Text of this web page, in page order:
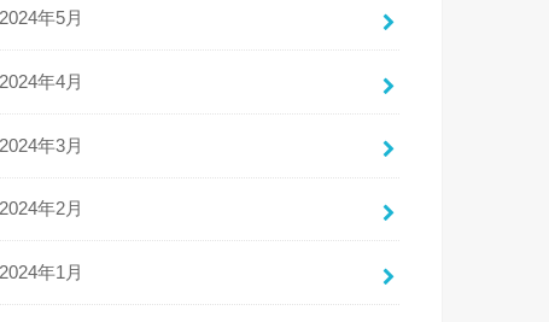
2024年5月
2024年4月
2024年3月
2024年2月
2024年1月